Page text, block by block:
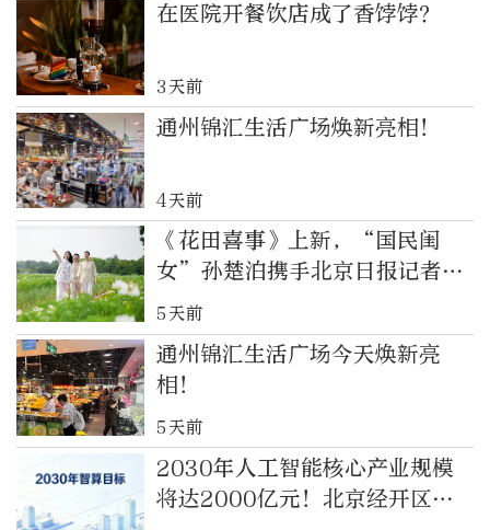
在医院开餐饮店成了香饽饽？
3天前
通州锦汇生活广场焕新亮相！
4天前
《花田喜事》上新，“国民闺
女”孙楚泊携手北京日报记者解
锁通州宝藏打卡地！
5天前
通州锦汇生活广场今天焕新亮
相！
5天前
2030年人工智能核心产业规模
将达2000亿元！北京经开区官